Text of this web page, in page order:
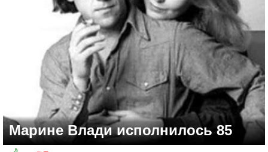
Марине Влади исполнилось 85